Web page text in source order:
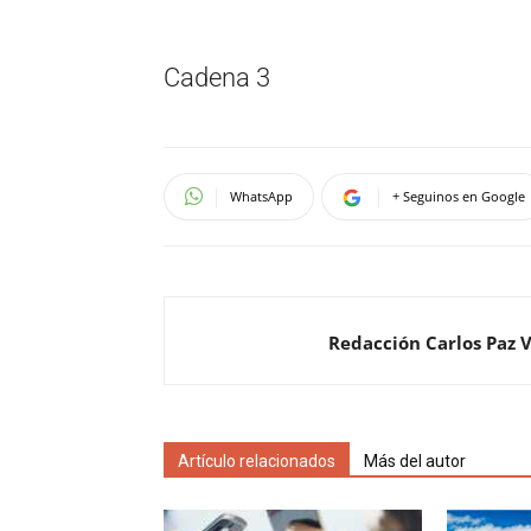
Cadena 3
WhatsApp + Seguinos en Google
Redacción Carlos Paz
Artículo relacionados Más del autor